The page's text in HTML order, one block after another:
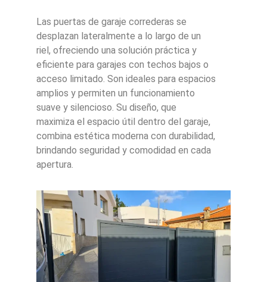
Las puertas de garaje correderas se
desplazan lateralmente a lo largo de un
riel, ofreciendo una solución práctica y
eficiente para garajes con techos bajos o
acceso limitado. Son ideales para espacios
amplios y permiten un funcionamiento
suave y silencioso. Su diseño, que
maximiza el espacio útil dentro del garaje,
combina estética moderna con durabilidad,
brindando seguridad y comodidad en cada
apertura.